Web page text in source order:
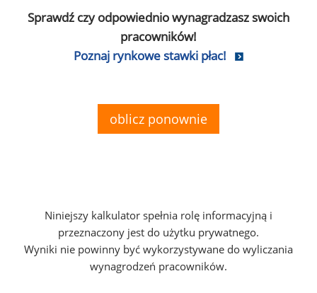
Sprawdź czy odpowiednio wynagradzasz swoich
pracowników!
Poznaj rynkowe stawki płac!
oblicz ponownie
Niniejszy kalkulator spełnia rolę informacyjną i
przeznaczony jest do użytku prywatnego.
Wyniki nie powinny być wykorzystywane do wyliczania
wynagrodzeń pracowników.